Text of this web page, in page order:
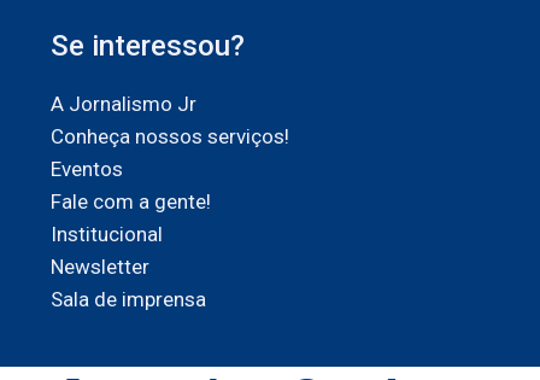
Se interessou?
A Jornalismo Jr
Conheça nossos serviços!
Eventos
Fale com a gente!
Institucional
Newsletter
Sala de imprensa